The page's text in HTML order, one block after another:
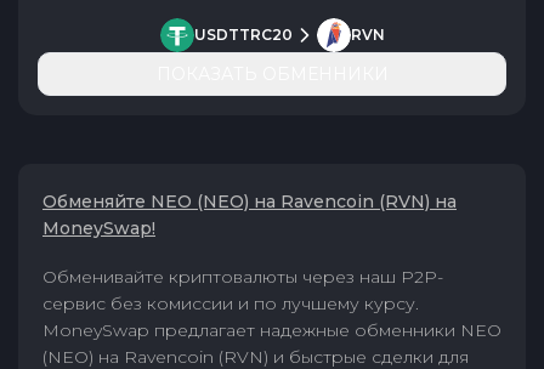
USDTTRC20 RVN
Обменяйте NEO (NEO) на Ravencoin (RVN) на
MoneySwap!
Обменивайте криптовалюты через наш P2P-
сервис без комиссии и по лучшему курсу.
MoneySwap предлагает надежные обменники NEO
(NEO) на Ravencoin (RVN) и быстрые сделки для